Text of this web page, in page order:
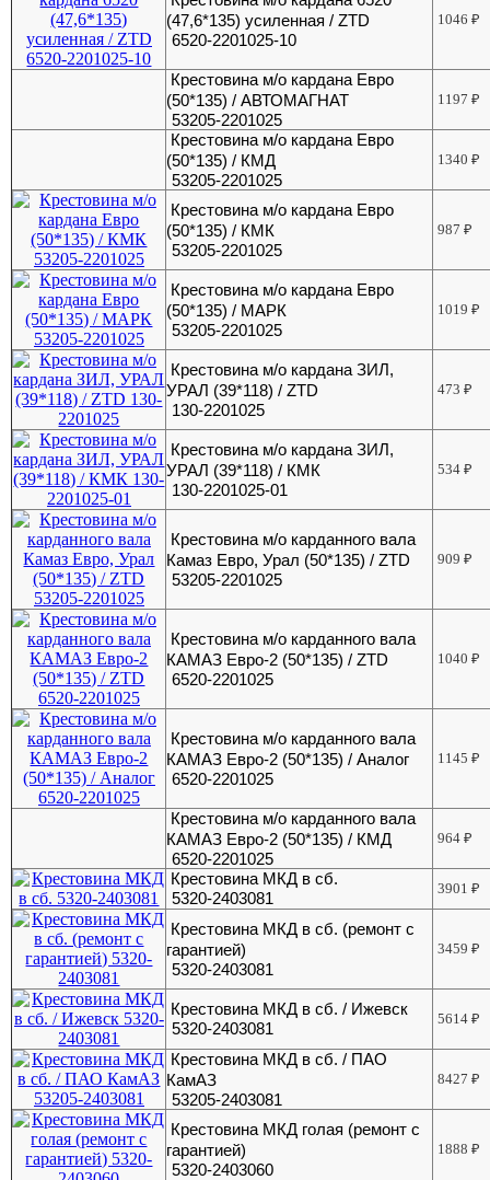
(47,6*135) усиленная / ZTD
6520-2201025-10
1046₽
Крестовина м/о кардана Евро
(50*135) / АВТОМАГНАТ
53205-2201025
1197₽
Крестовина м/о кардана Евро
(50*135) / КМД
53205-2201025
1340₽
Крестовина м/о кардана Евро
(50*135) / КМК
53205-2201025
987₽
Крестовина м/о кардана Евро
(50*135) / МАРК
53205-2201025
1019₽
Крестовина м/о кардана ЗИЛ,
УРАЛ (39*118) / ZTD
130-2201025
473₽
Крестовина м/о кардана ЗИЛ,
УРАЛ (39*118) / КМК
130-2201025-01
534₽
Крестовина м/о карданного вала
Камаз Евро, Урал (50*135) / ZTD
53205-2201025
909₽
Крестовина м/о карданного вала
КАМАЗ Евро-2 (50*135) / ZTD
6520-2201025
1040₽
Крестовина м/о карданного вала
КАМАЗ Евро-2 (50*135) / Аналог
6520-2201025
1145₽
Крестовина м/о карданного вала
КАМАЗ Евро-2 (50*135) / КМД
6520-2201025
964₽
Крестовина МКД в сб.
5320-2403081
3901₽
Крестовина МКД в сб. (ремонт с
гарантией)
5320-2403081
3459₽
Крестовина МКД в сб. / Ижевск
5320-2403081
5614₽
Крестовина МКД в сб. / ПАО
КамАЗ
53205-2403081
8427₽
Крестовина МКД голая (ремонт с
гарантией)
5320-2403060
1888₽